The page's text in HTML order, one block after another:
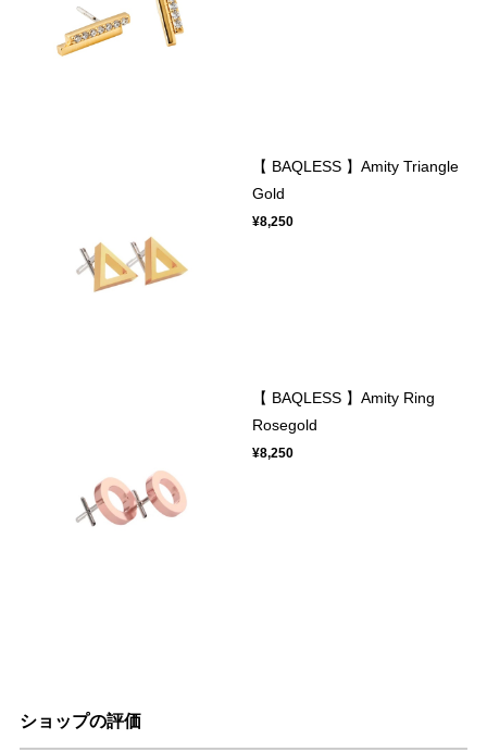
【 BAQLESS 】Amity Triangle
Gold
¥8,250
【 BAQLESS 】Amity Ring
Rosegold
¥8,250
ショップの評価